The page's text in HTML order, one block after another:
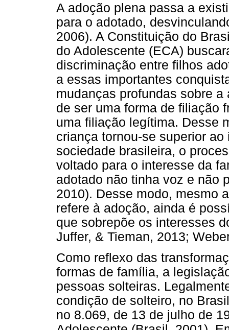
A adoção plena passa a
para o adotado,
2006). A Constituição do
do Adolescente (ECA)
discriminação entre filhos
a essas importantes
mudanças profundas sobre
de ser uma forma de filiação
uma filiação legítima. Desse
criança tornou-se superior
sociedade brasileira, o
voltado para o interesse da
adotado não tinha voz e não
2010). Desse modo, mesmo
refere à adoção, ainda é
que sobrepõe os interesses
Juffer, & Tieman, 2013;
Como reflexo das
formas de família, a
pessoas solteiras.
condição de solteiro, no
no 8.069, de 13 de julho de